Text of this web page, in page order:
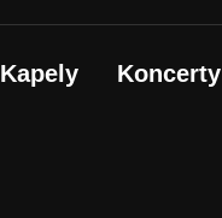
Kapely Koncerty